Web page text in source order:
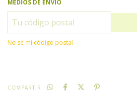
MEDIOS DE ENVÍO
No sé mi código postal
COMPARTIR